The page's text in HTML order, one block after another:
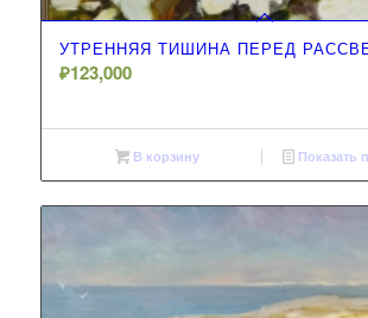
УТРЕННЯЯ ТИШИНА ПЕРЕД
₽123,000
В корзину Показать